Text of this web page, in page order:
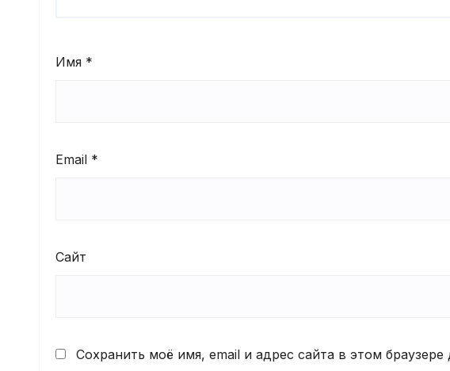
Имя *
Email *
Сайт
Сохранить моё имя, email и адрес сайта в этом